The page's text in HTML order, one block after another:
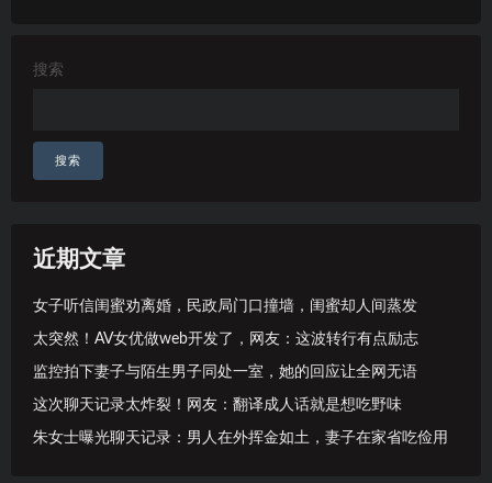
搜索
搜索
近期文章
女子听信闺蜜劝离婚，民政局门口撞墙，闺蜜却人间蒸发
太突然！AV女优做web开发了，网友：这波转行有点励志
监控拍下妻子与陌生男子同处一室，她的回应让全网无语
这次聊天记录太炸裂！网友：翻译成人话就是想吃野味
朱女士曝光聊天记录：男人在外挥金如土，妻子在家省吃俭用